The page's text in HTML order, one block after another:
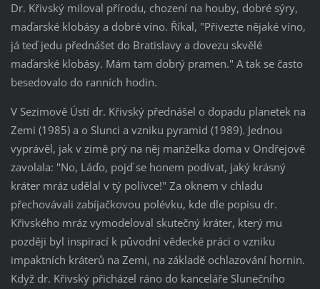
Dr. Křivský miloval přírodu, chození na houby, dobré sýry,
maďarské klobásy a dobré víno. Říkal, "Přivezte nějaké víno,
já teď jedu přednášet do Bratislavy a dovezu skvělé
maďarské klobásy. Mám tam dobrý pramen." A tak se často
besedovalo do ranních hodin.
V Sezimově Ústí dr. Křivský přednášel o dopadu planetek na
Zemi (1985) a o Slunci a vzniku pyramid (1989). Jednou
vyprávěl, jak v zimě prý na něj manželka doma v Ondřejově
zavolala: "No, Láďo, pojď se honem podívat, jaký krásný
kráter mráz udělal v tý polívce!" Za oknem v chladu
přechovávali zabíjačkovou polévku, kde dle popisu dr.
Křivského mráz vymodeloval skutečný kráter, který mu
později byl inspirací k původní vědecké práci o vzniku
impaktních kráterů na Zemi, na základě ochlazování hornin.
Když dr. Křivský přicházel ráno do kanceláře Slunečního